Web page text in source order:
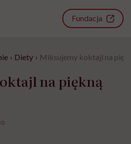
Fundacja
› Diety › Miksujemy koktajl na
na piękną